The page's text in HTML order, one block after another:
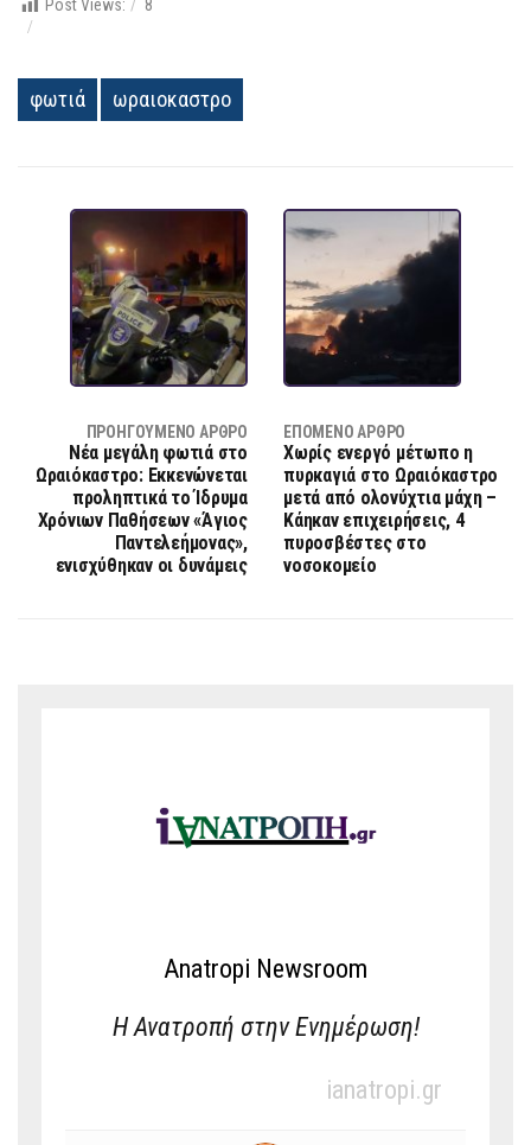
Post Views: 8
φωτιά ωραιοκαστρο
ΠΡΟΗΓΟΎΜΕΝΟ ΆΡΘΡΟ
Νέα μεγάλη φωτιά στο
Ωραιόκαστρο: Εκκενώνεται
προληπτικά το Ίδρυμα
Χρόνιων Παθήσεων «Άγιος
Παντελεήμονας»,
ενισχύθηκαν οι δυνάμεις
ΕΠΌΜΕΝΟ ΆΡΘΡΟ
Χωρίς ενεργό μέτωπο η
πυρκαγιά στο Ωραιόκαστρο
μετά από ολονύχτια μάχη –
Κάηκαν επιχειρήσεις, 4
πυροσβέστες στο
νοσοκομείο
Anatropi Newsroom
Η Ανατροπή στην Ενημέρωση!
ianatropi.gr